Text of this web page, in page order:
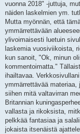
vuonna 2018" -juttuja,
näiden laskelmien ym.
Mutta myönnän, että
ymmärrettävään
ylivoimaisesti luetuin
laskemia vuosiviikoista,
kun sanoit, "Ok, minun
kommentoimatta."
ihailtavaa.
ymmärrettävää
siihen mitä valtavirran
Britannian
vallasta ja rikoksista,
pelkkää fantasiaa ja
jokaista itsenäistä